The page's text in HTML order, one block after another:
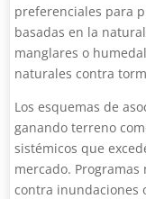
preferenciales para
basadas en la
manglares o
naturales contra
Los esquemas de
ganando terreno
sistémicos que
mercado.
contra inundaciones